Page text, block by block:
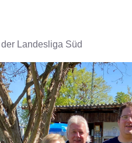
Landesliga Süd